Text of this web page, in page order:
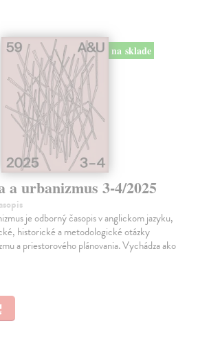
na sklade
urbanizmus 3-4/2025
je odborný časopis v anglickom jazyku,
historické a metodologické otázky
a priestorového plánovania. Vychádza ako